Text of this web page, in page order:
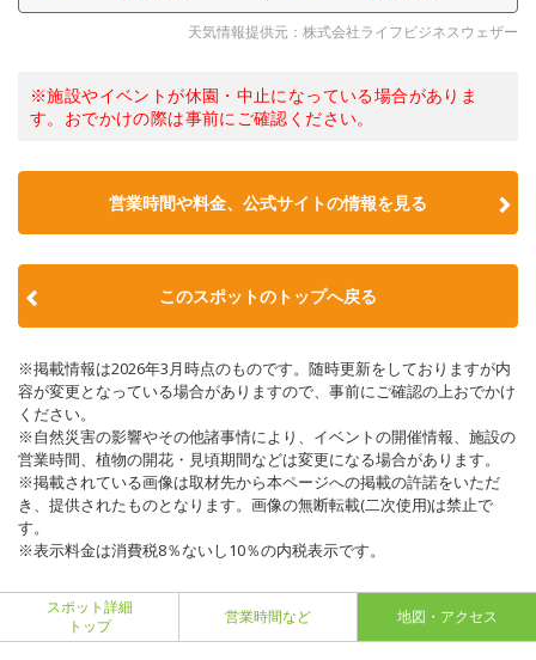
天気情報提供元：株式会社ライフビジネスウェザー
※施設やイベントが休園・中止になっている場合がありま
す。おでかけの際は事前にご確認ください。
営業時間や料金、公式サイトの情報を見る
このスポットのトップへ戻る
※掲載情報は2026年3月時点のものです。随時更新をしておりますが内
容が変更となっている場合がありますので、事前にご確認の上おでかけ
ください。
※自然災害の影響やその他諸事情により、イベントの開催情報、施設の
営業時間、植物の開花・見頃期間などは変更になる場合があります。
※掲載されている画像は取材先から本ページへの掲載の許諾をいただ
き、提供されたものとなります。画像の無断転載(二次使用)は禁止で
す。
※表示料金は消費税8％ないし10％の内税表示です。
スポット詳細
トップ
営業時間など 地図・アクセス